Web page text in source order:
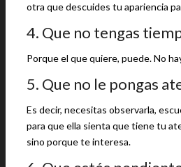
otra que descuides tu apariencia
4. Que no tengas
Porque el que quiere, puede. No
5. Que no le pongas
Es decir, necesitas observarla,
para que ella sienta que tiene tu
sino porque te interesa.